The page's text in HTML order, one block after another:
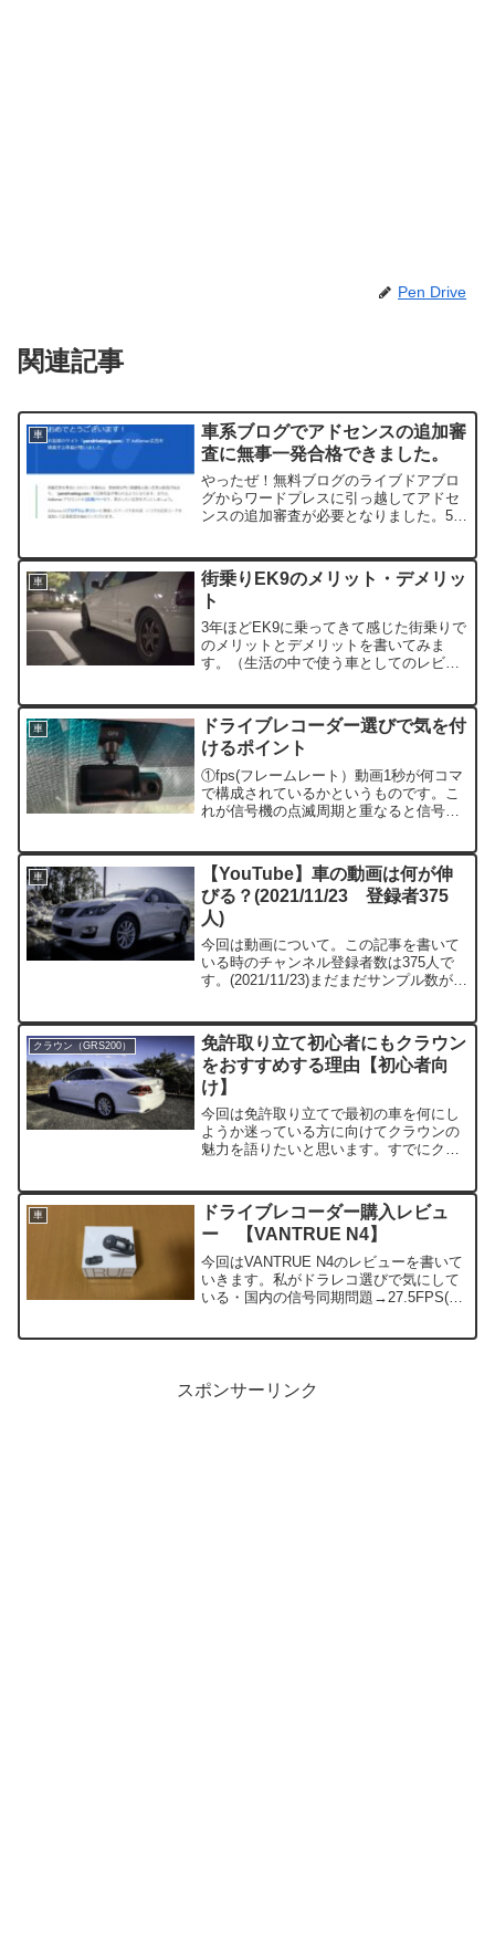
Pen Drive
関連記事
車
車系ブログでアドセンスの追加審
査に無事一発合格できました。
やったぜ！無料ブログのライブドアブロ
グからワードプレスに引っ越してアドセ
ンスの追加審査が必要となりました。5月
た。追加審査なのですぐ終わるかな？と
思っていましたが意...
車
街乗りEK9のメリット・デメリッ
ト
3年ほどEK9に乗ってきて感じた街乗りで
のメリットとデメリットを書いてみま
す。（生活の中で使う車としてのレビュ
そういったものではありませんからね
笑）メリット■燃費が良い...
車
ドライブレコーダー選びで気を付
けるポイント
①fps(フレームレート）動画1秒が何コマ
で構成されているかというものです。こ
れが信号機の点滅周期と重なると信号機
点滅)25fps、30fps、50f...
車
【YouTube】車の動画は何が伸
びる？(2021/11/23 登録者375
人)
今回は動画について。この記事を書いて
いる時のチャンネル登録者数は375人で
す。(2021/11/23)まだまだサンプル数が少
車載動画PV風動画その他の動画愛車紹介
伸びる...
クラウン（GRS200）
免許取り立て初心者にもクラウン
をおすすめする理由【初心者向
け】
今回は免許取り立てで最初の車を何にし
ようか迷っている方に向けてクラウンの
魅力を語りたいと思います。すでにクラ
押す内容でもあります。FRの2.5Lで話を
進めていきますね。...
車
ドライブレコーダー購入レビュ
ー 【VANTRUE N4】
今回はVANTRUE N4のレビューを書いて
いきます。私がドラレコ選びで気にして
いる・国内の信号同期問題→27.5FPS(フ
スポンサーリンク